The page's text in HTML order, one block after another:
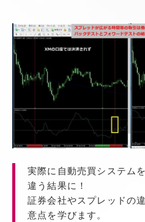
実際に自動売買システム
違う結果に！
証券会社やスプレッドの
意点を学びます。